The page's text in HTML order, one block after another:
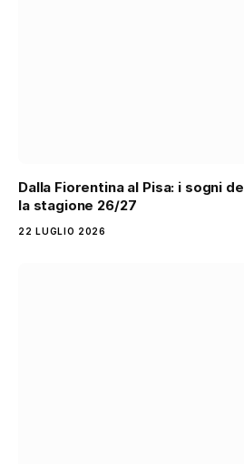
Dalla Fiorentina al Pisa: i sogni
la stagione 26/27
22 LUGLIO 2026